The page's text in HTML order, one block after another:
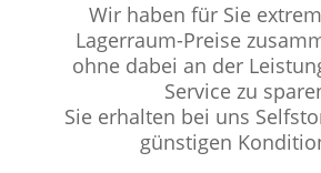
Wir haben für Sie
Lagerraum-Preise
ohne dabei an der
Service zu
Sie erhalten bei uns
günstigen